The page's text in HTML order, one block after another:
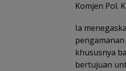
Komjen Pol.
Ia
khususnya
bertujuan